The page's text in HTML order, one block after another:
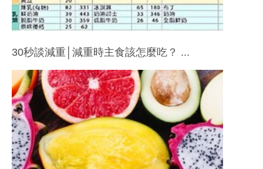
30秒談減重│減重時主食該怎麼吃？ ...